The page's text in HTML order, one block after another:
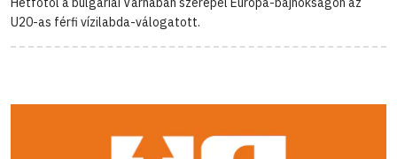
U20-as férfi vízilabda-válogatott.